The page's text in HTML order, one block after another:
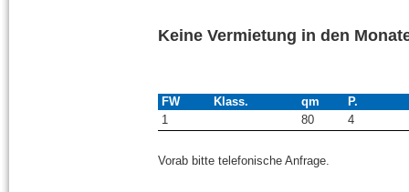
Keine Vermietung in den
FW Klass. qm
P.
1
80 4
Vorab bitte telefonische Anfrage.